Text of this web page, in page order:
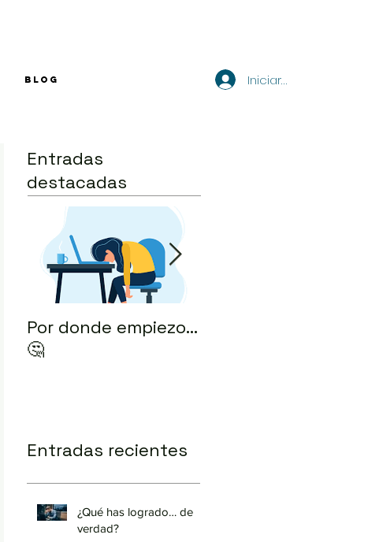
BLOG Iniciar sesión
Entradas
destacadas
Por donde empiezo…
🤔
Entradas recientes
¿Qué has logrado… de
verdad?